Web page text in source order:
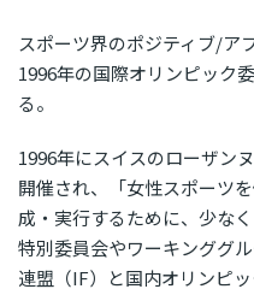
スポーツ界のポジティブ/ア
1996年の国際オリンピック
る。
1996年にスイスのローザン
開催され、「女性スポーツ
成・実行するために、少な
特別委員会やワーキンググ
連盟（IF）と国内オリンピ